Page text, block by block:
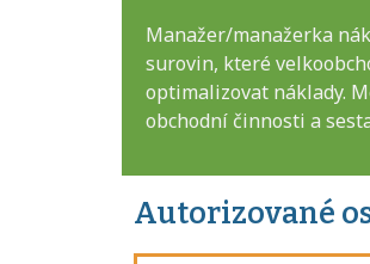
Manažer/manažerka
surovin, které
optimalizovat náklady.
obchodní činnosti a
Autorizované